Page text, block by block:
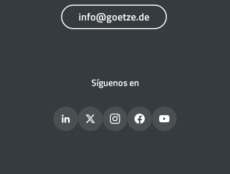
info@goetze.de
Síguenos en